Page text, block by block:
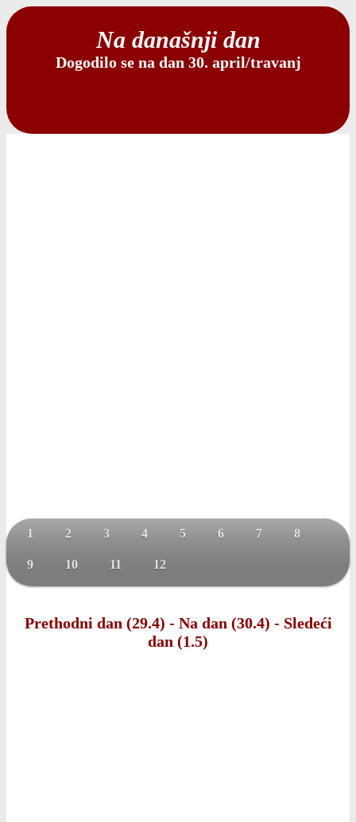
Na današnji dan
Dogodilo se na dan 30. april/travanj
1 2 3 4 5 6 7 8
9 10 11 12
Prethodni dan (29.4) - Na dan (30.4) - Sledeći
dan (1.5)